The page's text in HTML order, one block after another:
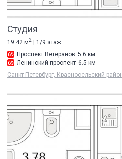
Студия
19.42 м2
| 1/9 этаж
Проспект Ветеранов 5.6 км
Ленинский проспект 6.5 км
Санкт-Петербург, Красносельский